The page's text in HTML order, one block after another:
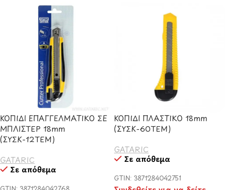
ΚΟΠΙΔΙ ΕΠΑΓΓΕΛΜΑΤΙΚΟ ΣΕ
ΜΠΛΙΣΤΕΡ 18mm
(ΣΥΣΚ-12ΤΕΜ)
GATARIC
Σε απόθεμα
ΚΟΠΙΔΙ ΠΛΑΣΤΙΚΟ 18mm
(ΣΥΣΚ-60ΤΕΜ)
GATARIC
Σε απόθεμα
GTIN: 3871284042751